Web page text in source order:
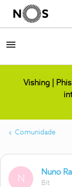
Vishing |
Comunidade
N
Nuno
Bit